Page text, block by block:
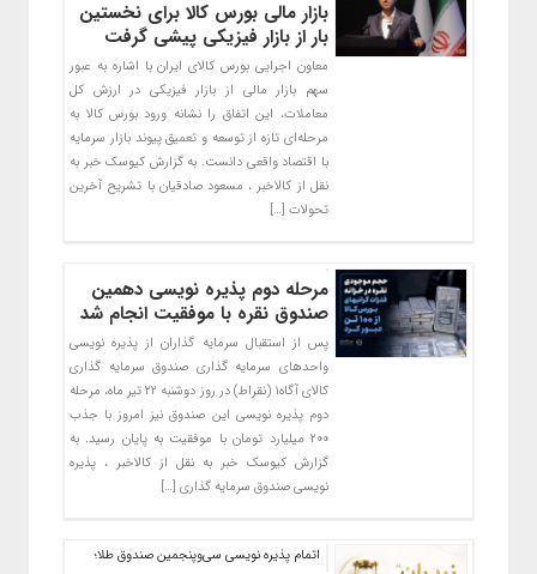
بازار مالی بورس کالا برای نخستین
بار از بازار فیزیکی پیشی گرفت
معاون اجرایی بورس کالای ایران با اشاره به عبور
سهم بازار مالی از بازار فیزیکی در ارزش کل
معاملات، این اتفاق را نشانه ورود بورس کالا به
مرحله‌ای تازه از توسعه و تعمیق پیوند بازار سرمایه
با اقتصاد واقعی دانست. به گزارش کیوسک خبر به
نقل از کالاخبر ، مسعود صادقیان با تشریح آخرین
تحولات […]
مرحله دوم پذیره ‌نویسی دهمین
صندوق نقره با موفقیت انجام شد
پس از استقبال سرمایه گذاران از پذیره نویسی
واحدهای سرمایه گذاری صندوق سرمایه گذاری
کالای آگاه۱ (نقراط) در روز دوشنبه ۲۲ تیر ماه، مرحله
دوم پذیره نویسی این صندوق نیز امروز با جذب
۲۰۰ میلیارد تومان با موفقیت به پایان رسید. به
گزارش کیوسک خبر به نقل از کالاخبر ، پذیره
نویسی صندوق سرمایه گذاری […]
اتمام پذیره‌ نویسی سی‌وپنجمین صندوق طلا؛